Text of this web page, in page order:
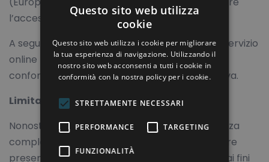
l’accessibilità ai servizi digitali.
A seguito della verifica effettuata mediante il servizio
online https://accessibe.com/, il sito risulta
conforme agli standard richiesti dalla normativa.
Limitazioni:
Nonostante gli sforzi per garantire un’esperienza
completamente accessibile, potrebbero essere
presenti alcune limitazioni minori non rilevanti ai fini
Questo sito web utilizza
cookie
Questo sito web utilizza i cookie per migliorare
la tua esperienza di navigazione. Utilizzando il
nostro sito web acconsenti a tutti i cookie in
conformità con la nostra policy per i cookie.
STRETTAMENTE NECESSARI
PERFORMANCE TARGETING
FUNZIONALITÀ